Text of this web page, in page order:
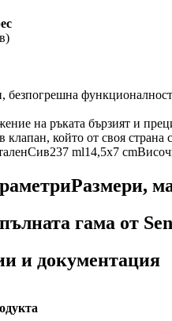
безпогрешна
на ръката бързият и
клапан, който от своя страна
Сив237 ml14,5x7 cm
Размери,
гама от
и документация